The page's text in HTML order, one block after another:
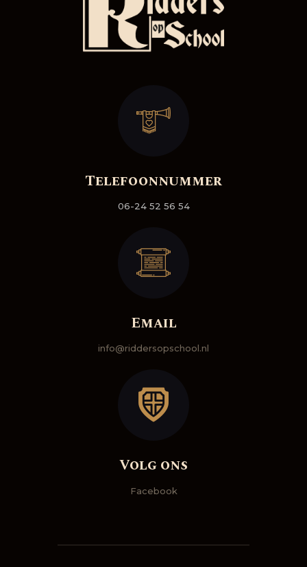
Telefoonnummer
06-24 52 56 54
Email
info@riddersopschool.nl
Volg ons
Facebook